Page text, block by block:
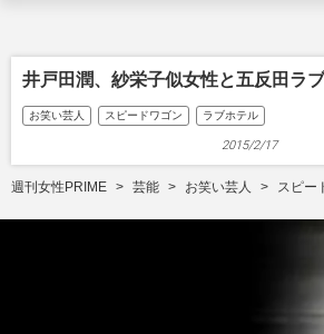
井戸田潤、紗栄子似女性と五反田ラ
お笑い芸人 スピードワゴン ラブホテル
2015/2/17
週刊女性PRIME 芸能 お笑い芸人 スピー